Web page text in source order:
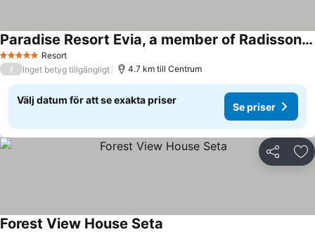
5 Stjärnor Resort
Paradise Resort Evia, a member of Radisson Individuals
/ Inget betyg tillgängligt 4.7 km till Centrum
Välj datum för att se exakta priser
Se priser
Dela
Forest View House Seta